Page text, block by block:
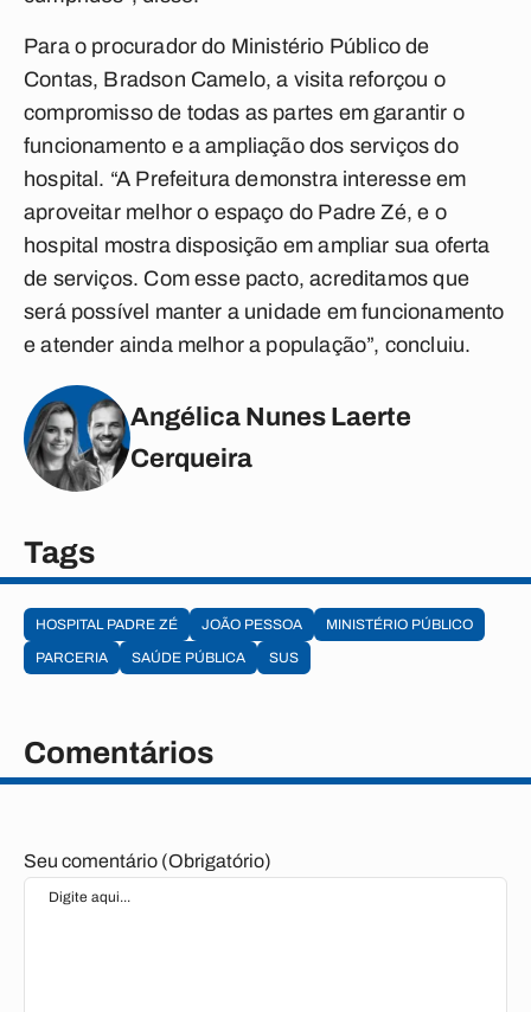
Para o procurador do Ministério Público de
Contas, Bradson Camelo, a visita reforçou o
compromisso de todas as partes em garantir o
funcionamento e a ampliação dos serviços do
hospital. “A Prefeitura demonstra interesse em
aproveitar melhor o espaço do Padre Zé, e o
hospital mostra disposição em ampliar sua oferta
de serviços. Com esse pacto, acreditamos que
será possível manter a unidade em funcionamento
e atender ainda melhor a população”, concluiu.
Angélica Nunes Laerte
Cerqueira
Tags
HOSPITAL PADRE ZÉ JOÃO PESSOA
MINISTÉRIO PÚBLICO
PARCERIA
SAÚDE PÚBLICA SUS
Comentários
Seu comentário (Obrigatório)